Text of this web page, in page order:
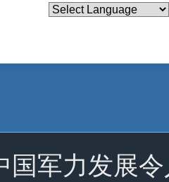
军力发展令